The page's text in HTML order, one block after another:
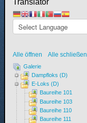
Translator
Alle öffnen Alle schließen
Galerie
Dampfloks (D)
E-Loks (D)
Baureihe 101
Baureihe 103
Baureihe 110
Baureihe 111